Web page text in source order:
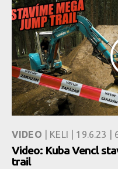
VIDEO | KELI | 19.6.23 |
Video: Kuba Vencl
trail